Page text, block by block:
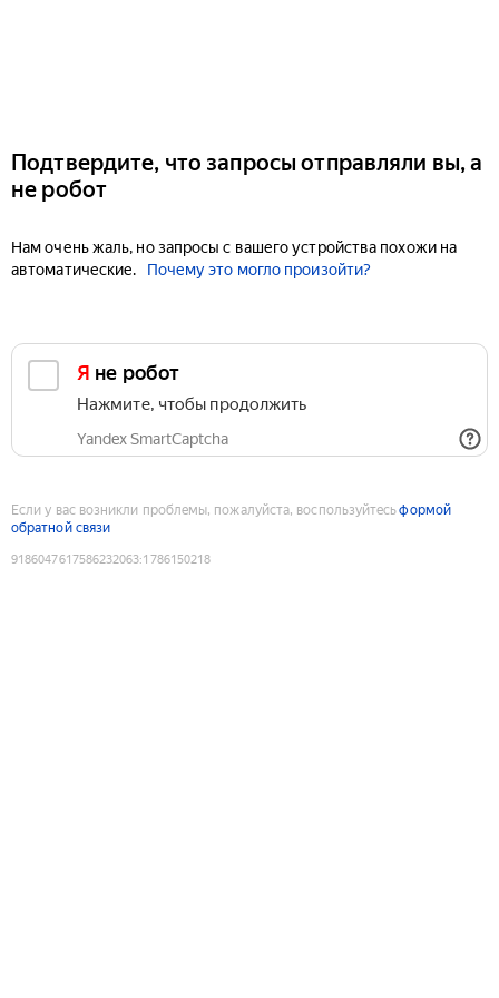
Подтвердите, что запросы отправляли вы, а
не робот
Нам очень жаль, но запросы с вашего устройства похожи на
автоматические.
Почему это могло произойти?
Я не робот
Нажмите, чтобы продолжить
Yandex SmartCaptcha
Если у вас возникли проблемы, пожалуйста, воспользуйтесьформой
обратной связи
9186047617586232063:1786150218